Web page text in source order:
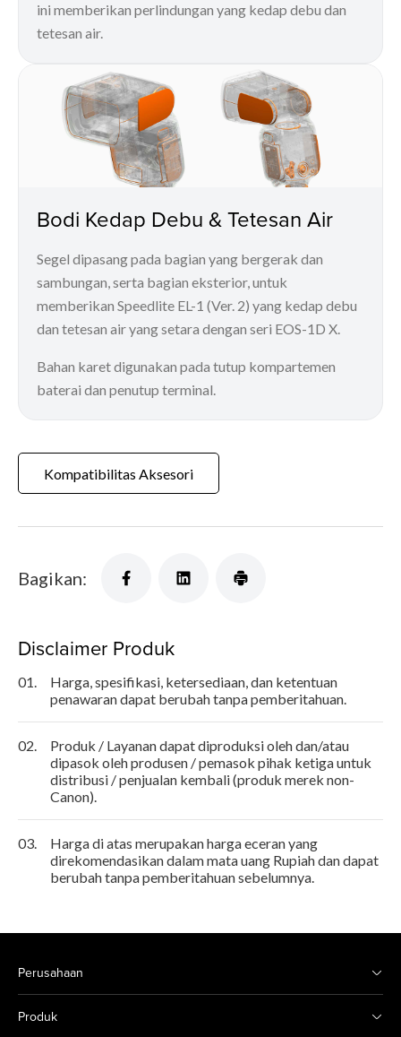
ini memberikan perlindungan yang kedap debu dan
tetesan air.
Bodi Kedap Debu & Tetesan Air
Segel dipasang pada bagian yang bergerak dan
sambungan, serta bagian eksterior, untuk
memberikan Speedlite EL-1 (Ver. 2) yang kedap debu
dan tetesan air yang setara dengan seri EOS-1D X.
Bahan karet digunakan pada tutup kompartemen
baterai dan penutup terminal.
Kompatibilitas Aksesori
Bagikan:
Disclaimer Produk
01.
Harga, spesifikasi, ketersediaan, dan ketentuan
penawaran dapat berubah tanpa pemberitahuan.
02.
Produk / Layanan dapat diproduksi oleh dan/atau
dipasok oleh produsen / pemasok pihak ketiga untuk
distribusi / penjualan kembali (produk merek non-
Canon).
03.
Harga di atas merupakan harga eceran yang
direkomendasikan dalam mata uang Rupiah dan dapat
berubah tanpa pemberitahuan sebelumnya.
Perusahaan
Produk